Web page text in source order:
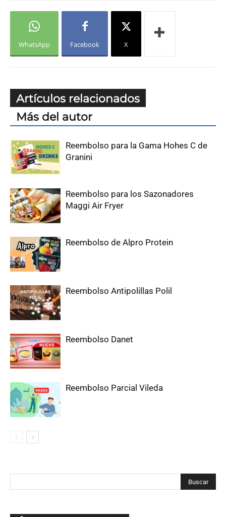
WhatsApp Facebook X
Artículos relacionados
Más del autor
Reembolso para la Gama Hohes C de
Granini
Reembolso para los Sazonadores
Maggi Air Fryer
Reembolso de Alpro Protein
Reembolso Antipolillas Polil
Reembolso Danet
Reembolso Parcial Vileda